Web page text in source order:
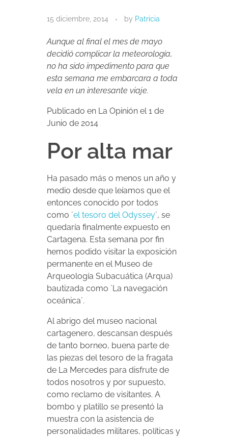
15 diciembre, 2014 by Patricia
Aunque al final el mes de mayo
decidió complicar la meteorología,
no ha sido impedimento para que
esta semana me embarcara a toda
vela en un interesante viaje.
Publicado en La Opinión el 1 de
Junio de 2014
Por alta mar
Ha pasado más o menos un año y
medio desde que leíamos que el
entonces conocido por todos
como ´el tesoro del Odyssey´, se
quedaría finalmente expuesto en
Cartagena. Esta semana por fin
hemos podido visitar la exposición
permanente en el Museo de
Arqueología Subacuática (Arqua)
bautizada como ´La navegación
oceánica´.
Al abrigo del museo nacional
cartagenero, descansan después
de tanto borneo, buena parte de
las piezas del tesoro de la fragata
de La Mercedes para disfrute de
todos nosotros y por supuesto,
como reclamo de visitantes. A
bombo y platillo se presentó la
muestra con la asistencia de
personalidades militares, políticas y